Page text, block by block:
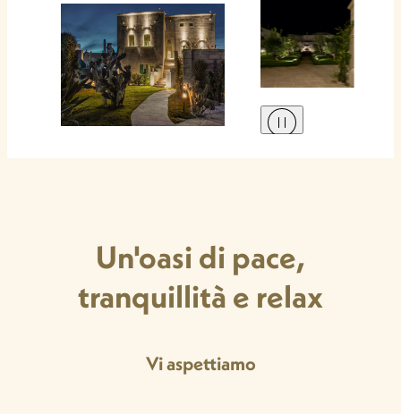
Un'oasi di pace,
tranquillità e relax
Vi aspettiamo